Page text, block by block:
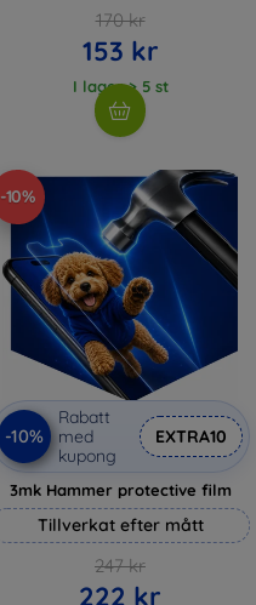
170 kr
153 kr
I lager > 5 st
-10%
-10%
Rabatt
med
kupong
EXTRA10
3mk Hammer protective film
Tillverkat efter mått
247 kr
222 kr